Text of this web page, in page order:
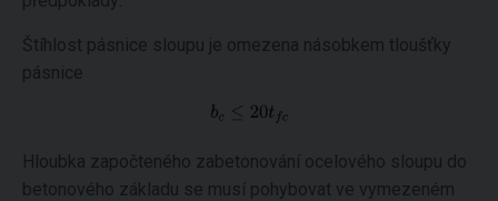
Štíhlost pásnice sloupu je omezena násobkem tloušťky
pásnice
Hloubka započteného zabetonování ocelového sloupu do
betonového základu se musí pohybovat ve vymezeném